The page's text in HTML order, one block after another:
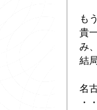
も
貴
み
結
名
・